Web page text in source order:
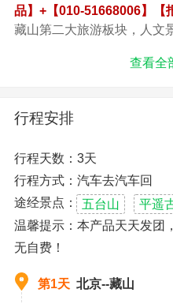
品】+【010-51668006】【
藏山第二大旅游板块，人文
宗朱见深赐名为“万岁朝廷
岩地貌，林密草幽，是集雄
貌的神奇美景。沿着天梯登
以俯瞰藏山祠中轴线建筑格
阶和天然屏障“笏峰”半山腰
查看全
行程安排
行程天数：3天
行程方式：汽车去汽车回
途经景点： 五台山 平遥
温馨提示：本产品天天发团
无自费！
第1天 北京--藏山